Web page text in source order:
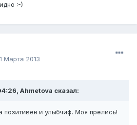
:-)
1 Марта 2013
Ahmetova сказал:
позитивен и улыбчиф. Моя прелись!